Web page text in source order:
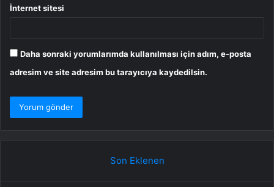
İnternet sitesi
Daha sonraki yorumlarımda kullanılması için adım, e-posta
adresim ve site adresim bu tarayıcıya kaydedilsin.
Son Eklenen